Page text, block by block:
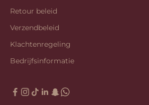
Retour beleid
Verzendbeleid
Klachtenregeling
Bedrijfsinformatie